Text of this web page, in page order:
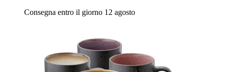
Consegna entro il giorno 12 agosto